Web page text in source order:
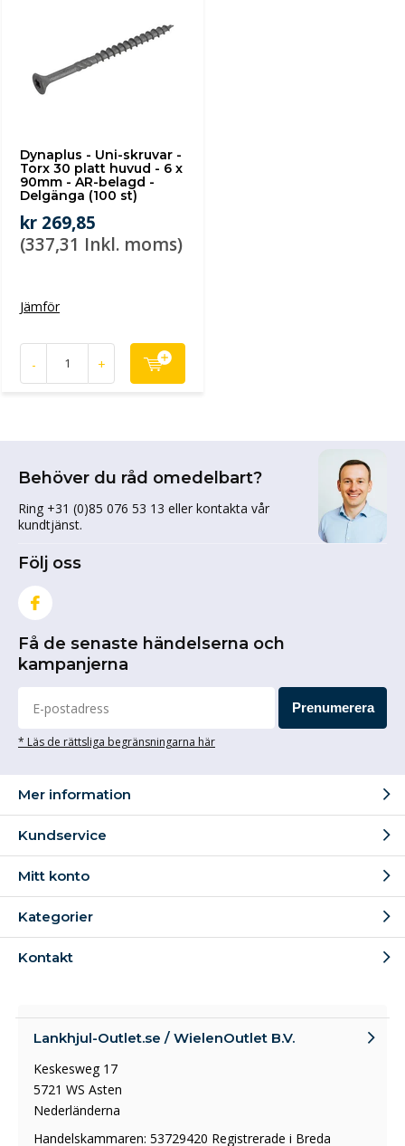
Dynaplus - Uni-skruvar -
Torx 30 platt huvud - 6 x
90mm - AR-belagd -
Delgänga (100 st)
kr 269,85
(337,31 Inkl. moms)
Jämför
- +
Behöver du råd omedelbart?
Ring +31 (0)85 076 53 13 eller kontakta vår
kundtjänst.
Följ oss
Få de senaste händelserna och
kampanjerna
Prenumerera
* Läs de rättsliga begränsningarna här
Mer information
Kundservice
Mitt konto
Kategorier
Kontakt
Lankhjul-Outlet.se / WielenOutlet B.V.
Keskesweg 17
5721 WS Asten
Nederländerna
Handelskammaren: 53729420 Registrerade i Breda